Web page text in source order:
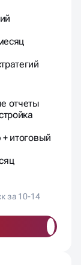
отчеты
итоговый
за 10-14